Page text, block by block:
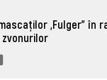
„Fulger” în